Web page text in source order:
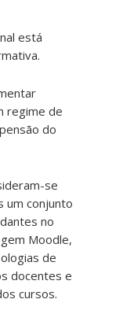
está
regime de
do
se
um conjunto
no
Moodle,
de
docentes e
cursos.